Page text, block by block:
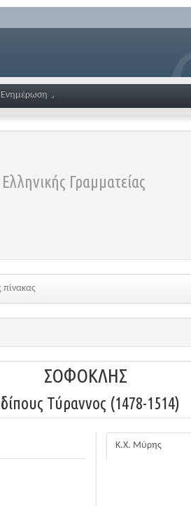
Ενημέρωση
Γραμματείας
πίνακας
ΣΟΦΟΚΛΗΣ
Τύραννος (1478-1514)
Κ.Χ. Μύρης